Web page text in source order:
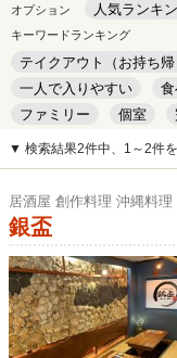
オプション 人気ランキ
キーワードランキング
テイクアウト（お持ち帰
一人で入りやすい
ファミリー
個室
キッズルーム
安い
▼ 検索結果2件中、1～2件を
居酒屋 創作料理 沖縄料理
銀盃